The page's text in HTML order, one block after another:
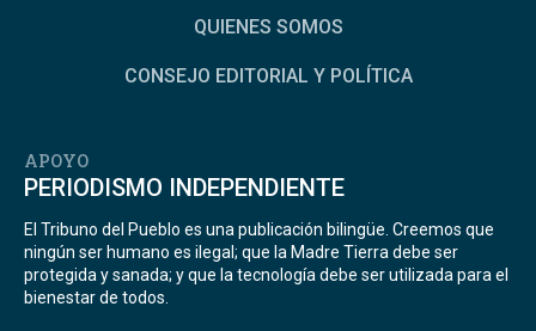
QUIENES SOMOS
CONSEJO EDITORIAL Y POLÍTICA
APOYO
PERIODISMO INDEPENDIENTE
El Tribuno del Pueblo es una publicación bilingüe. Creemos que
ningún ser humano es ilegal; que la Madre Tierra debe ser
protegida y sanada; y que la tecnología debe ser utilizada para el
bienestar de todos.